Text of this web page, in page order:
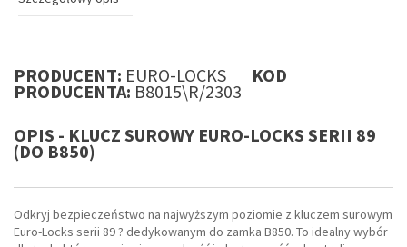
PRODUCENT: EURO-LOCKS KOD
PRODUCENTA: B8015\R/2303
OPIS - KLUCZ SUROWY EURO-LOCKS SERII 89
(DO B850)
Odkryj bezpieczeństwo na najwyższym poziomie z kluczem surowym
Euro-Locks serii 89 ? dedykowanym do zamka B850. To idealny wybór